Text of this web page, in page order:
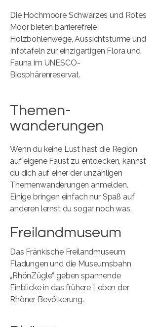
Die Hochmoore Schwarzes und Rotes
Moor bieten barrierefreie
Holzbohlenwege, Aussichtstürme und
Infotafeln zur einzigartigen Flora und
Fauna im UNESCO-
Biosphärenreservat.
Themen-
wanderungen
Wenn du keine Lust hast die Region
auf eigene Faust zu entdecken, kannst
du dich auf einer der unzähligen
Themenwanderungen anmelden.
Einige bringen einfach nur Spaß auf
anderen lernst du sogar noch was.
Freilandmuseum
Das Fränkische Freilandmuseum
Fladungen und die Museumsbahn
„RhönZügle“ geben spannende
Einblicke in das frühere Leben der
Rhöner Bevölkerung.​